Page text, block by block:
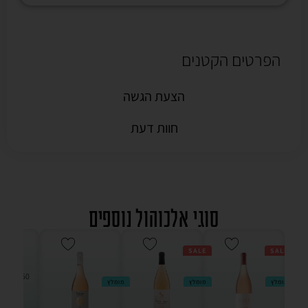
הצעת הגשה
חוות דעת
הפרטים הקטנים
סוגי אלכוהול נוספים
SALE
מומלץ
SALE
מומלץ מומלץ